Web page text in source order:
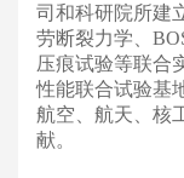
司和科研院所建
劳断裂力学、
压痕试验等联合
性能联合试验基
航空、航天、核
献。